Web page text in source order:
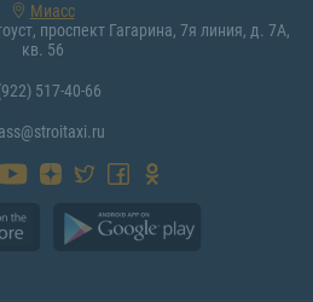
Миасс
проспект Гагарина, 7я линия, д. 7А,
кв. 56
517-40-66